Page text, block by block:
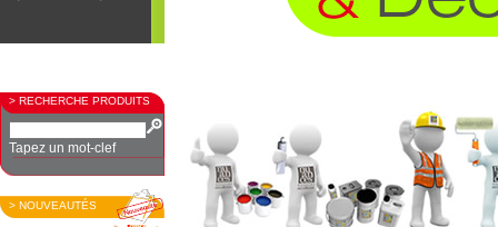
> RECHERCHE PRODUITS
Tapez un mot-clef
> NOUVEAUTÉS